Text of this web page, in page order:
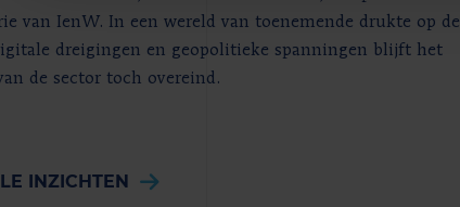
van IenW. In een wereld van toenemende drukte op de
dreigingen en geopolitieke spanningen blijft het
de sector toch overeind.
INZICHTEN